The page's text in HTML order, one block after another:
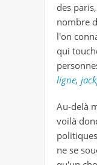
des
nombre
l'on
qui
ligne,
Au-delà
voilà
ne se